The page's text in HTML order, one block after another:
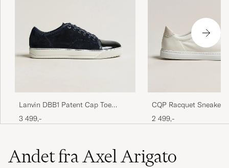
Lanvin DBB1 Patent Cap Toe
Sneaker Navy
3 499,-
CQP Racquet Sneaker
Leather
2 499,-
Andet fra Axel Arigato